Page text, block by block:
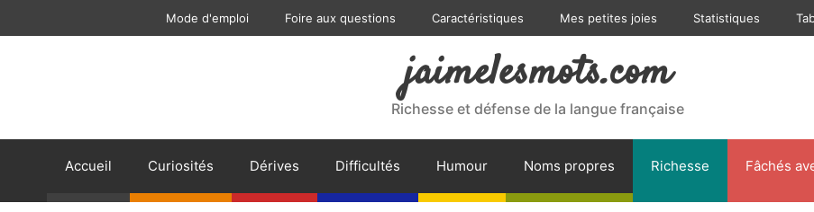
Mode d'emploi Foire aux questions Caractéristiques Mes petites joies Statistiques
jaimelesmots.com
Richesse et défense de la langue française
Accueil Curiosités Dérives Difficultés Humour Noms propres Richesse Fâchés